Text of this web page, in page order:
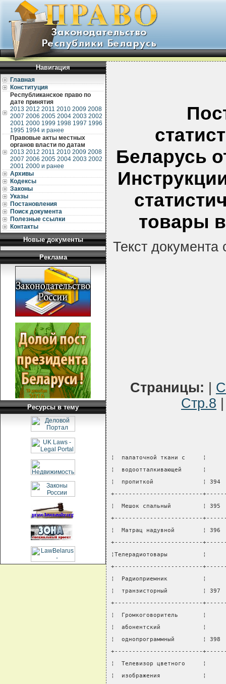
Навигация
Главная
Конституция
Республиканское право по
дате принятия
2013 2012 2011 2010 2009 2008
2007 2006 2005 2004 2003 2002
2001 2000 1999 1998 1997 1996
1995 1994 и ранее
Правовые акты местных
органов власти по датам
2013 2012 2011 2010 2009 2008
2007 2006 2005 2004 2003 2002
2001 2000 и ранее
Архивы
Кодексы
Законы
Указы
Постановления
Поиск документа
Полезные ссылки
Контакты
Новые документы
Реклама
Ресурсы в тему
Беларусь
товары
Текст
Страницы:
Стр.8
¦  палаточной ткани с
¦  водоотталкивающей
¦  пропиткой              ¦
+-------------------------
¦  Мешок спальный
+-------------------------
¦  Матрац надувной
+-------------------------
¦Телерадиотовары
+-------------------------
¦  Радиоприемник
¦  транзисторный
+-------------------------
¦  Громкоговоритель
¦  абонентский
¦  однопрограммный
+-------------------------
¦  Телевизор цветного
¦  изображения